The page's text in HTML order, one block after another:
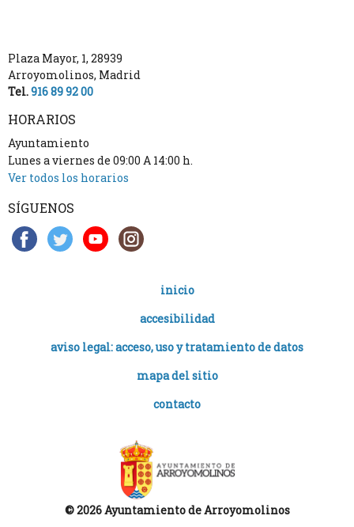
Plaza Mayor, 1, 28939
Arroyomolinos, Madrid
Tel.916 89 92 00
HORARIOS
Ayuntamiento
Lunes a viernes de 09:00 A 14:00 h.
Ver todos los horarios
SÍGUENOS
inicio
accesibilidad
aviso legal: acceso, uso y tratamiento de datos
mapa del sitio
contacto
© 2026 Ayuntamiento de Arroyomolinos